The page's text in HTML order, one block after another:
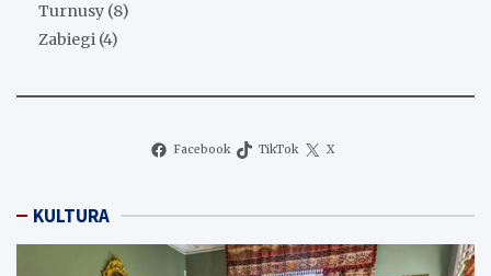
Turnusy (8)
Zabiegi (4)
Facebook TikTok X
KULTURA